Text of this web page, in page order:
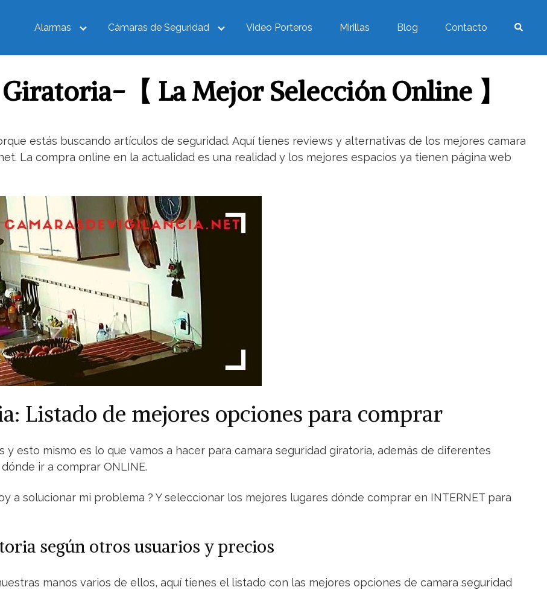
Alarmas Cámaras de Seguridad Video Porteros Mirillas Blog Contacto
【 La Mejor Selección Online 】
estás buscando artículos de seguridad. Aquí tienes reviews y alternativas de los mejores camara
La compra online en la actualidad es una realidad y los mejores espacios ya tienen página web
Listado de mejores opciones para comprar
esto mismo es lo que vamos a hacer para camara seguridad giratoria, además de diferentes
ir a comprar ONLINE.
a solucionar mi problema ? Y seleccionar los mejores lugares dónde comprar en INTERNET para
según otros usuarios y precios
manos varios de ellos, aquí tienes el listado con las mejores opciones de camara seguridad